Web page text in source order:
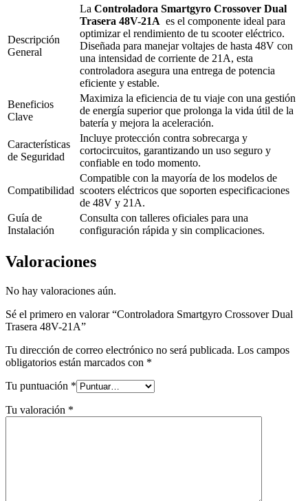
Descripción
General
La Controladora Smartgyro Crossover Dual
Trasera 48V-21A es el componente ideal para
optimizar el rendimiento de tu scooter eléctrico.
Diseñada para manejar voltajes de hasta 48V con
una intensidad de corriente de 21A, esta
controladora asegura una entrega de potencia
eficiente y estable.
Beneficios
Clave
Maximiza la eficiencia de tu viaje con una gestión
de energía superior que prolonga la vida útil de la
batería y mejora la aceleración.
Características
de Seguridad
Incluye protección contra sobrecarga y
cortocircuitos, garantizando un uso seguro y
confiable en todo momento.
Compatibilidad
Compatible con la mayoría de los modelos de
scooters eléctricos que soporten especificaciones
de 48V y 21A.
Guía de
Instalación
Consulta con talleres oficiales para una
configuración rápida y sin complicaciones.
Valoraciones
No hay valoraciones aún.
Sé el primero en valorar “Controladora Smartgyro Crossover Dual
Trasera 48V-21A”
Tu dirección de correo electrónico no será publicada. Los campos
obligatorios están marcados con *
Tu puntuación *
Tu valoración *